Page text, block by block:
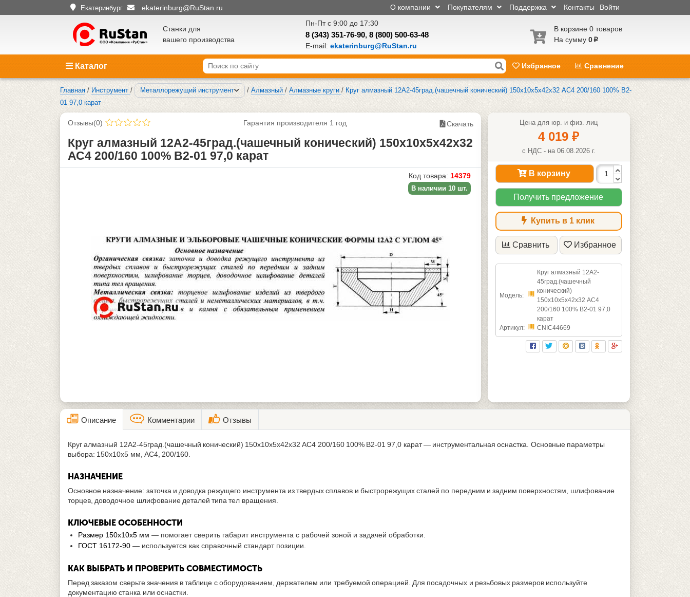
Екатеринбург ekaterinburg@RuStan.ru Войти
Контакты
Поддержка
Покупателям
О компании
Станки для
вашего производства
Пн-Пт с 9:00 до 17:30
8 (343) 351-76-90, 8 (800) 500-63-48
E-mail: ekaterinburg@RuStan.ru
В корзине 0 товаров
На сумму 0 p
Каталог Избранное Сравнение
Главная / Инструмент / Металлорежущий инструмент / Алмазный / Алмазные круги / Круг алмазный 12А2-45град.(чашечный конический) 150х10х5х42х32 АС4 200/160 100% В2-
01 97,0 карат
Отзывы(0) Гарантия производителя 1 год Скачать
Круг алмазный 12А2-45град.(чашечный конический) 150х10х5х42х32
АС4 200/160 100% В2-01 97,0 карат
Код товара: 14379
В наличии 10 шт.
Цена для юр. и физ. лиц
4 019₽
с НДС - на 06.08.2026 г.
В корзину
Получить предложение
Купить в 1 клик
Сравнить Избранное
Модель:
Круг алмазный 12А2-
45град.(чашечный
конический)
150х10х5х42х32 АС4
200/160 100% В2-01 97,0
карат
Артикул:
CNIC44669
Описание Комментарии Отзывы
Круг алмазный 12А2-45град.(чашечный конический) 150х10х5х42х32 АС4 200/160 100% В2-01 97,0 карат — инструментальная оснастка. Основные параметры
выбора: 150х10х5 мм, АС4, 200/160.
НАЗНАЧЕНИЕ
Основное назначение: заточка и доводка режущего инструмента из твердых сплавов и быстрорежущих сталей по передним и задним поверхностям, шлифование
торцев, доводочное шлифование деталей типа тел вращения.
КЛЮЧЕВЫЕ ОСОБЕННОСТИ
Размер 150х10х5 мм — помогает сверить габарит инструмента с рабочей зоной и задачей обработки.
ГОСТ 16172-90 — используется как справочный стандарт позиции.
КАК ВЫБРАТЬ И ПРОВЕРИТЬ СОВМЕСТИМОСТЬ
Перед заказом сверьте значения в таблице с оборудованием, держателем или требуемой операцией. Для посадочных и резьбовых размеров используйте
документацию станка или оснастки.